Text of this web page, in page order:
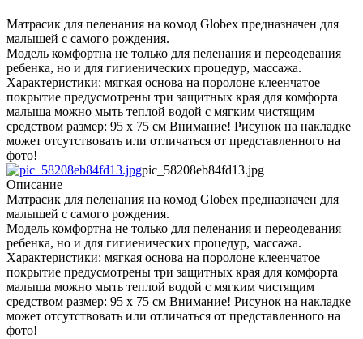
Матрасик для пеленания на комод Globex предназначен для
малышей с самого рождения.
Модель комфортна не только для пеленания и переодевания
ребенка, но и для гигиенических процедур, массажа.
Характеристики: мягкая основа на поролоне клеенчатое
покрытие предусмотрены три защитных края для комфорта
малыша можно мыть теплой водой с мягким чистящим
средством размер: 95 х 75 см Внимание! Рисунок на накладке
может отсутствовать или отличаться от представленного на
фото!
pic_58208eb84fd13.jpg
Описание
Матрасик для пеленания на комод Globex предназначен для
малышей с самого рождения.
Модель комфортна не только для пеленания и переодевания
ребенка, но и для гигиенических процедур, массажа.
Характеристики: мягкая основа на поролоне клеенчатое
покрытие предусмотрены три защитных края для комфорта
малыша можно мыть теплой водой с мягким чистящим
средством размер: 95 х 75 см Внимание! Рисунок на накладке
может отсутствовать или отличаться от представленного на
фото!